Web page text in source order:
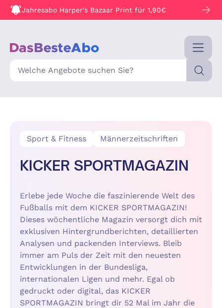
Jahresabo Harper's Bazaar Print für 1,90€
Suche
Sport & Fitness Männerzeitschriften
KICKER SPORTMAGAZIN
Erlebe jede Woche die faszinierende Welt des
Fußballs mit dem KICKER SPORTMAGAZIN!
Dieses wöchentliche Magazin versorgt dich mit
exklusiven Hintergrundberichten, detaillierten
Analysen und packenden Interviews. Bleib
immer am Puls der Zeit mit den neuesten
Entwicklungen in der Bundesliga,
internationalen Ligen und mehr. Egal ob
gedruckt oder digital, das KICKER
SPORTMAGAZIN bringt dir 52 Mal im Jahr die